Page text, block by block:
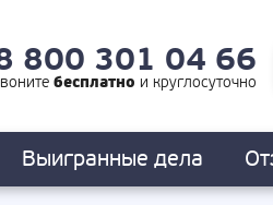
800 301 04 66
бесплатно икруглосуточно
Выигранные дела